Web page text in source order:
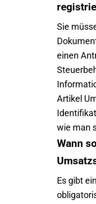
Sie
einen
Artikel
wie man
Wann
Es gibt